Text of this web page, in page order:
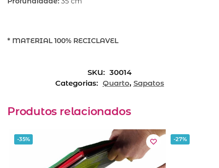
* MATERIAL 100% RECICLAVEL
SKU: 30014
Categorias: Quarto, Sapatos
Produtos relacionados
-35% -27%